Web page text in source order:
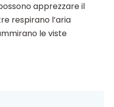
apprezzare il
respirano l’aria
le viste